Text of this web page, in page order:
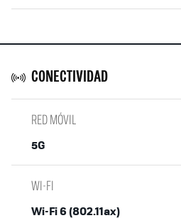
CONECTIVIDAD
RED MÓVIL
5G
WI-FI
Wi-Fi 6 (802.11ax)